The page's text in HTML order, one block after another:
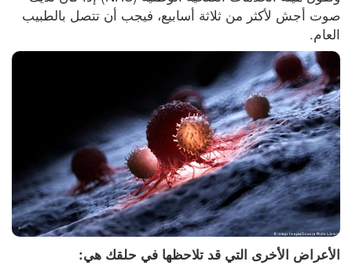
العام.
الأعراض الأخرى التي قد تلاحظها في حلقك هي: